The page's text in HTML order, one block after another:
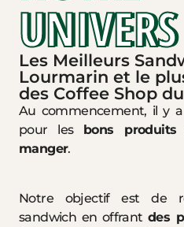
UNIVERS
Les Meilleurs
Lourmarin et le
des Coffee Shop
Au commencement, il y
pour les
bons
manger.
Notre objectif est de
sandwich en offrant des